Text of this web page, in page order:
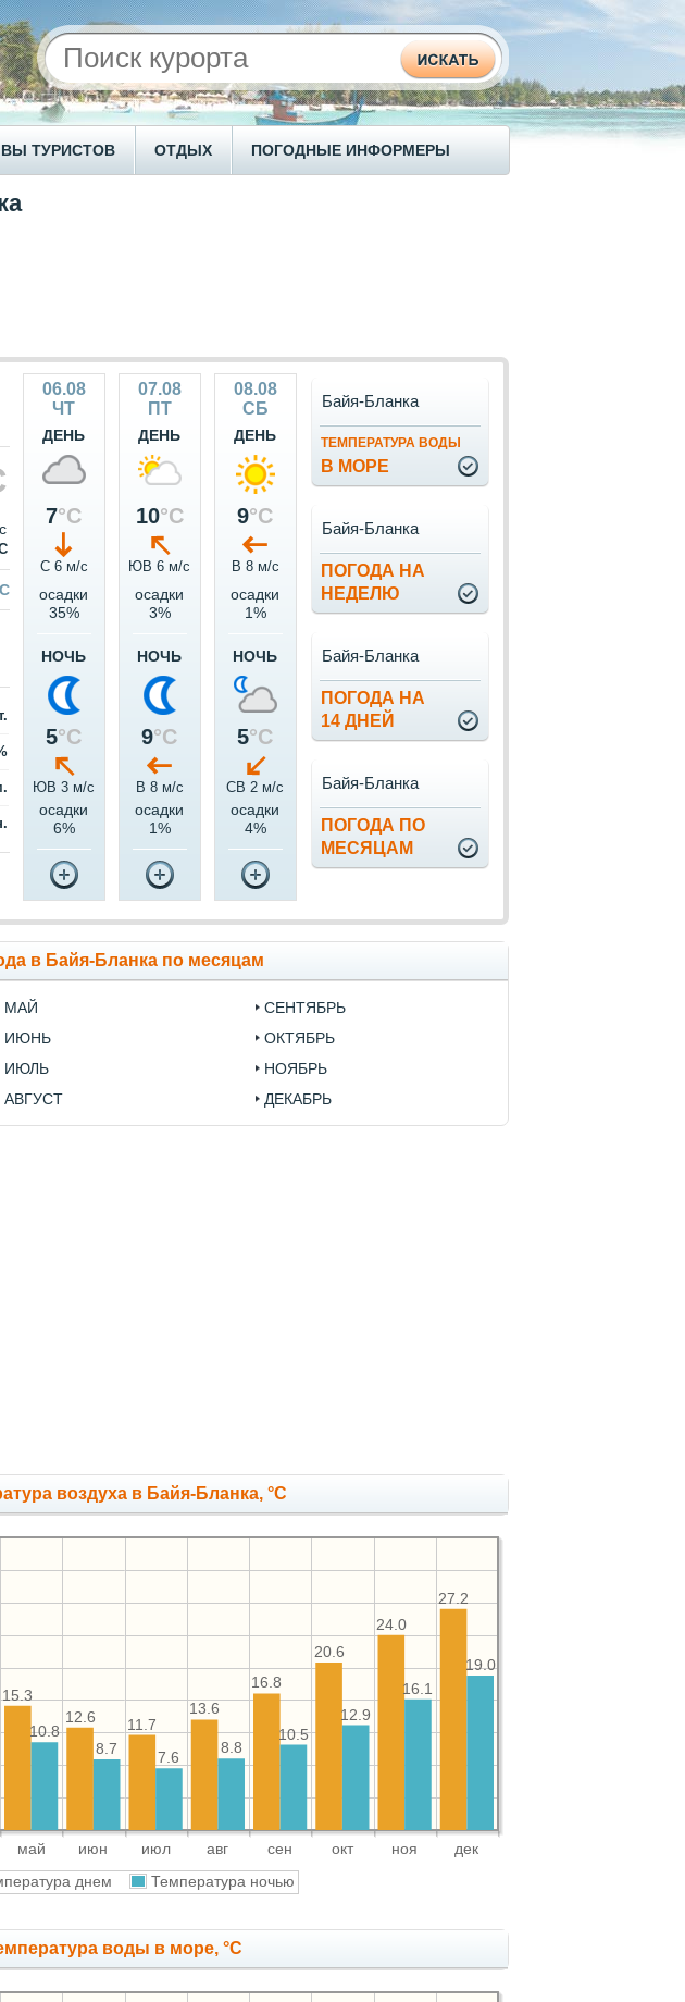
ТУРИСТОВ ОТДЫХ ПОГОДНЫЕ ИНФОРМЕРЫ
06.08
ЧТ
ДЕНЬ
7°C
С 6 м/c
осадки
35%
НОЧЬ
5°C
ЮВ 3 м/c
осадки
6%
07.08
ПТ
ДЕНЬ
10°C
ЮВ 6 м/c
осадки
3%
НОЧЬ
9°C
В 8 м/c
осадки
1%
08.08
СБ
ДЕНЬ
9°C
В 8 м/c
осадки
1%
НОЧЬ
5°C
СВ 2 м/c
осадки
4%
ТЕМПЕРАТУРА ВОДЫ
В МОРЕ
Байя-Бланка
ПОГОДА НА
НЕДЕЛЮ
Байя-Бланка
ПОГОДА НА
14 ДНЕЙ
Байя-Бланка
ПОГОДА ПО
МЕСЯЦАМ
Байя-Бланка
в Байя-Бланка по месяцам
МАЙ
ИЮНЬ
ИЮЛЬ
АВГУСТ
СЕНТЯБРЬ
ОКТЯБРЬ
НОЯБРЬ
ДЕКАБРЬ
воздуха в Байя-Бланка, °C
май июн июл авг сен окт ноя дек
27.2
24.0
20.6
16.8
13.6
11.7
12.6
15.3
19.0
16.1
12.9
10.5
8.8
7.6
8.7
10.8
днем Температура ночью
воды в море, °C